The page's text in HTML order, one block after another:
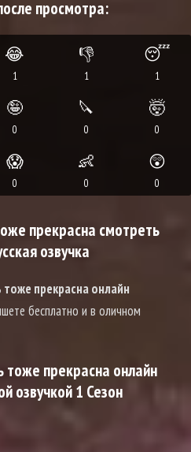
просмотра:
😂
1
👎
1
😴
1
🤪
0
🔪
0
🤯
0
😱
0
👶
0
😲
0
прекрасна смотреть
озвучка
прекрасна онлайн
бесплатно и в оличном
прекрасна онлайн
озвучкой 1 Сезон